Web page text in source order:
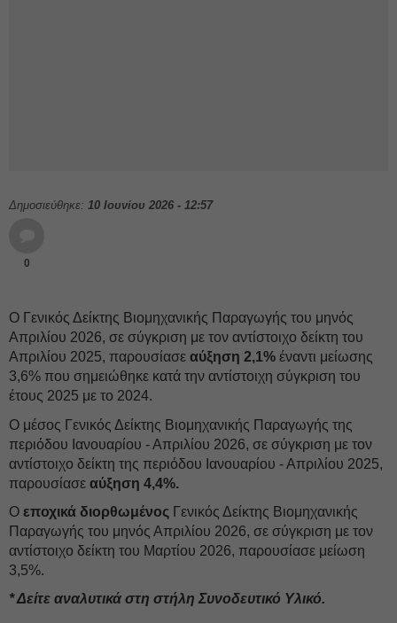
Δημοσιεύθηκε: 10 Ιουνίου 2026 - 12:57
0
Ο Γενικός Δείκτης Βιομηχανικής Παραγωγής του μηνός
Απριλίου 2026, σε σύγκριση με τον αντίστοιχο δείκτη του
Απριλίου 2025, παρουσίασε αύξηση 2,1% έναντι μείωσης
3,6% που σημειώθηκε κατά την αντίστοιχη σύγκριση του
έτους 2025 με το 2024.
Ο μέσος Γενικός Δείκτης Βιομηχανικής Παραγωγής της
περιόδου Ιανουαρίου - Απριλίου 2026, σε σύγκριση με τον
αντίστοιχο δείκτη της περιόδου Ιανουαρίου - Απριλίου 2025,
παρουσίασε αύξηση 4,4%.
Ο εποχικά διορθωμένος Γενικός Δείκτης Βιομηχανικής
Παραγωγής του μηνός Απριλίου 2026, σε σύγκριση με τον
αντίστοιχο δείκτη του Μαρτίου 2026, παρουσίασε μείωση
3,5%.
* Δείτε αναλυτικά στη στήλη Συνοδευτικό Υλικό.